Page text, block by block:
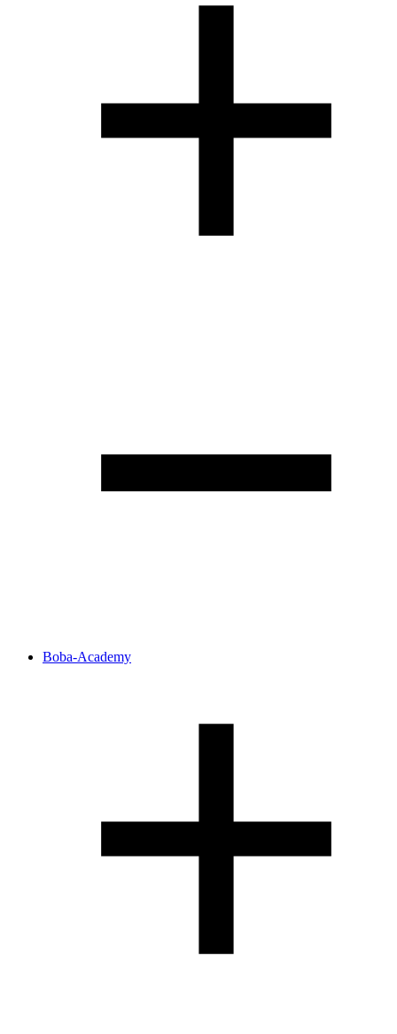
Boba-Academy